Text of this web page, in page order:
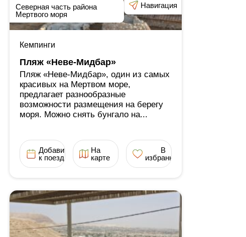
Северная часть района
Мертвого моря
Навигация
Кемпинги
Пляж «Неве-Мидбар»
Пляж «Неве-Мидбар», один из самых
красивых на Мертвом море,
предлагает разнообразные
возможности размещения на берегу
моря. Можно снять бунгало на...
Добавить
к поездке
На
карте
В
избранное